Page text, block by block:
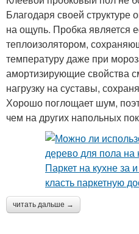
Благодаря своей структуре
на ощупь. Пробка является
теплоизолятором,
температуру даже при
амортизирующие свойства
нагрузку на суставы,
Хорошо поглощает шум,
чем на других напольных
читать дальше →